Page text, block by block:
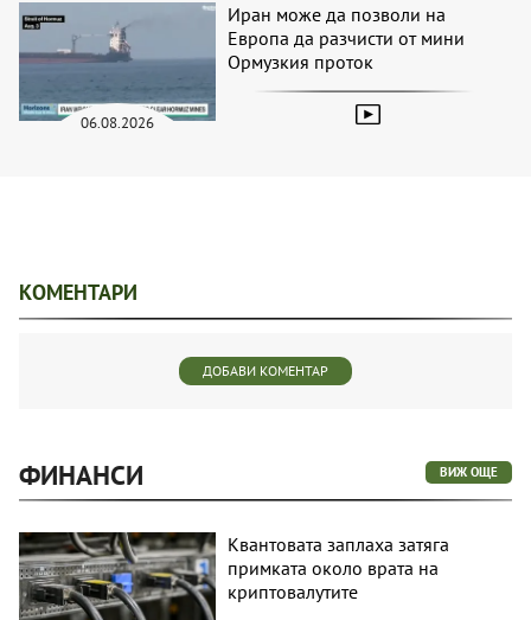
06.08.2026
Иран може да позволи на
Европа да разчисти от мини
Ормузкия проток
КОМЕНТАРИ
ДОБАВИ КОМЕНТАР
ФИНАНСИ ВИЖ ОЩЕ
Квантовата заплаха затяга
примката около врата на
криптовалутите